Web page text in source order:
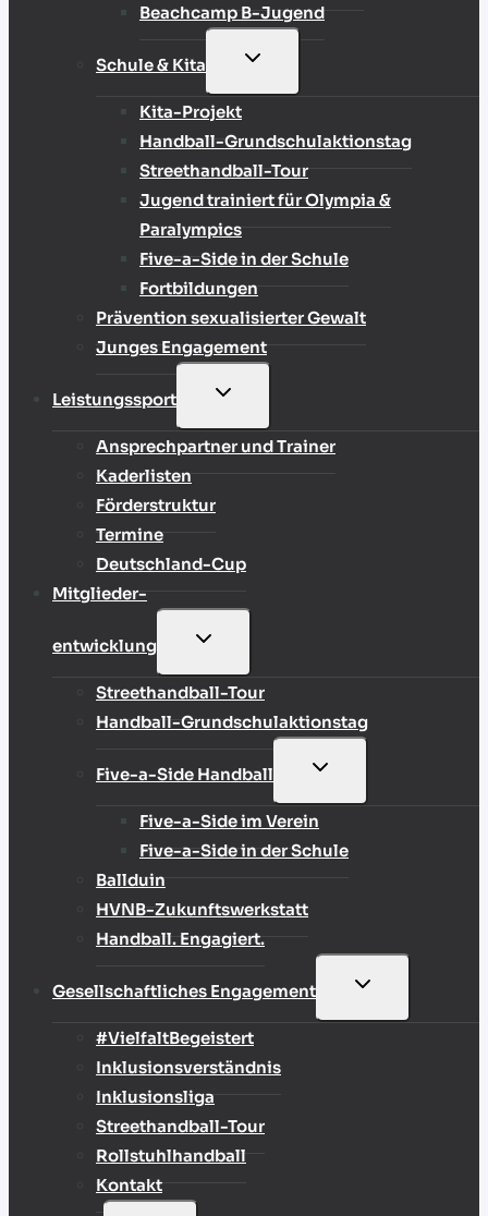
Beachcamp B-Jugend
Schule & Kita
UNTERMENÜ
Kita-Projekt
Handball-Grundschulaktionstag
Streethandball-Tour
Jugend trainiert für Olympia &
Paralympics
Five-a-Side in der Schule
Fortbildungen
Prävention sexualisierter Gewalt
Junges Engagement
Leistungssport
UNTERMENÜ
Ansprechpartner und Trainer
Kaderlisten
Förderstruktur
Termine
Deutschland-Cup
Mitglieder-
entwicklung
UNTERMENÜ
Streethandball-Tour
Handball-Grundschulaktionstag
Five-a-Side Handball
UNTERMENÜ
Five-a-Side im Verein
Five-a-Side in der Schule
Ballduin
HVNB-Zukunftswerkstatt
Handball. Engagiert.
Gesellschaftliches Engagement
UNTERMENÜ
#VielfaltBegeistert
Inklusionsverständnis
Inklusionsliga
Streethandball-Tour
Rollstuhlhandball
Kontakt